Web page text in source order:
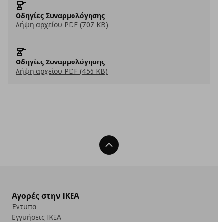
Οδηγίες Συναρμολόγησης
Λήψη αρχείου PDF (707 KB)
Οδηγίες Συναρμολόγησης
Λήψη αρχείου PDF (456 KB)
Back To Top
Αγορές στην IKEA
Έντυπα
Εγγυήσεις IKEA